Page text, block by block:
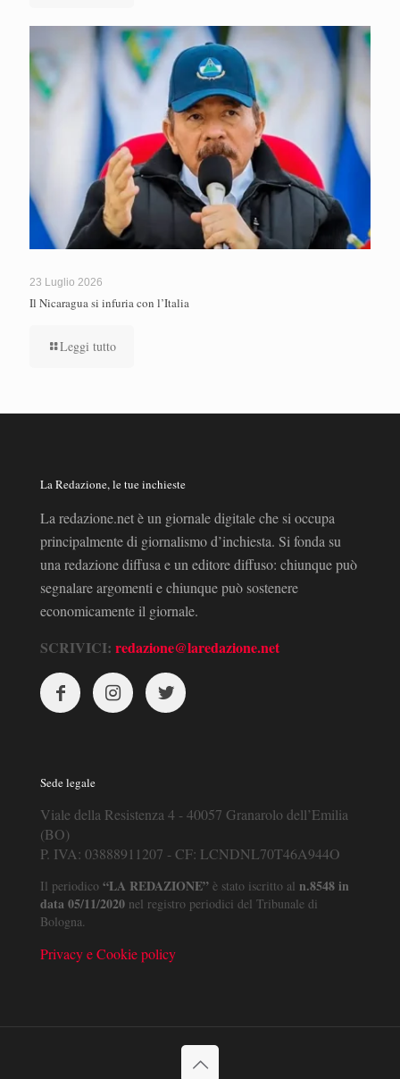
23 Luglio 2026
Il Nicaragua si infuria con l’Italia
Leggi tutto
La Redazione, le tue inchieste
La redazione.net è un giornale digitale che si occupa
principalmente di giornalismo d’inchiesta. Si fonda su
una redazione diffusa e un editore diffuso: chiunque può
segnalare argomenti e chiunque può sostenere
economicamente il giornale.
SCRIVICI: redazione@laredazione.net
Sede legale
Viale della Resistenza 4 - 40057 Granarolo dell’Emilia
(BO)
P. IVA: 03888911207 - CF: LCNDNL70T46A944O
Il periodico “LA REDAZIONE” è stato iscritto al n.8548 in
data 05/11/2020 nel registro periodici del Tribunale di
Bologna.
Privacy e Cookie policy